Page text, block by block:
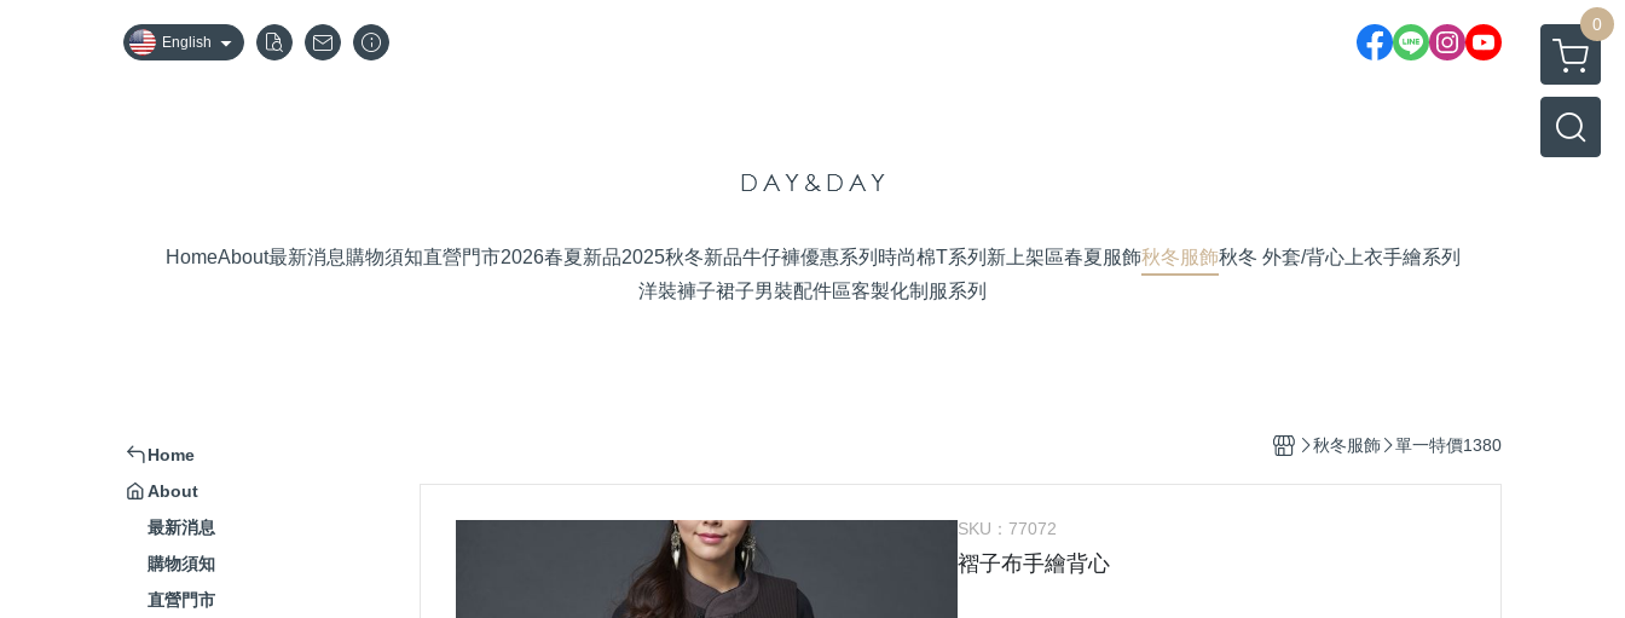
English
0
HomeAbout最新消息購物須知直營門市2026春夏新品2025秋冬新品牛仔褲優惠系列 時尚棉T系列 新上架區春夏服飾秋冬服飾秋冬 外套/背心上衣手繪系列
洋裝褲子裙子男裝配件區客製化制服系列
Home
About
最新消息
購物須知
直營門市
秋冬服飾 單一特價1380
SKU：77072
褶子布手繪背心